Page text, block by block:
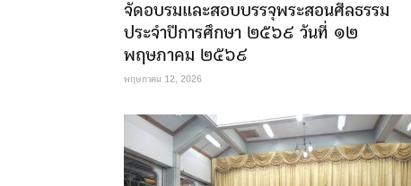
จัดอบรมและสอบบรรจุพระสอนศีลธรรม
ประจำปีการศึกษา ๒๕๖๙ วันที่ ๑๒
พฤษภาคม ๒๕๖๙
พฤษภาคม 12, 2026